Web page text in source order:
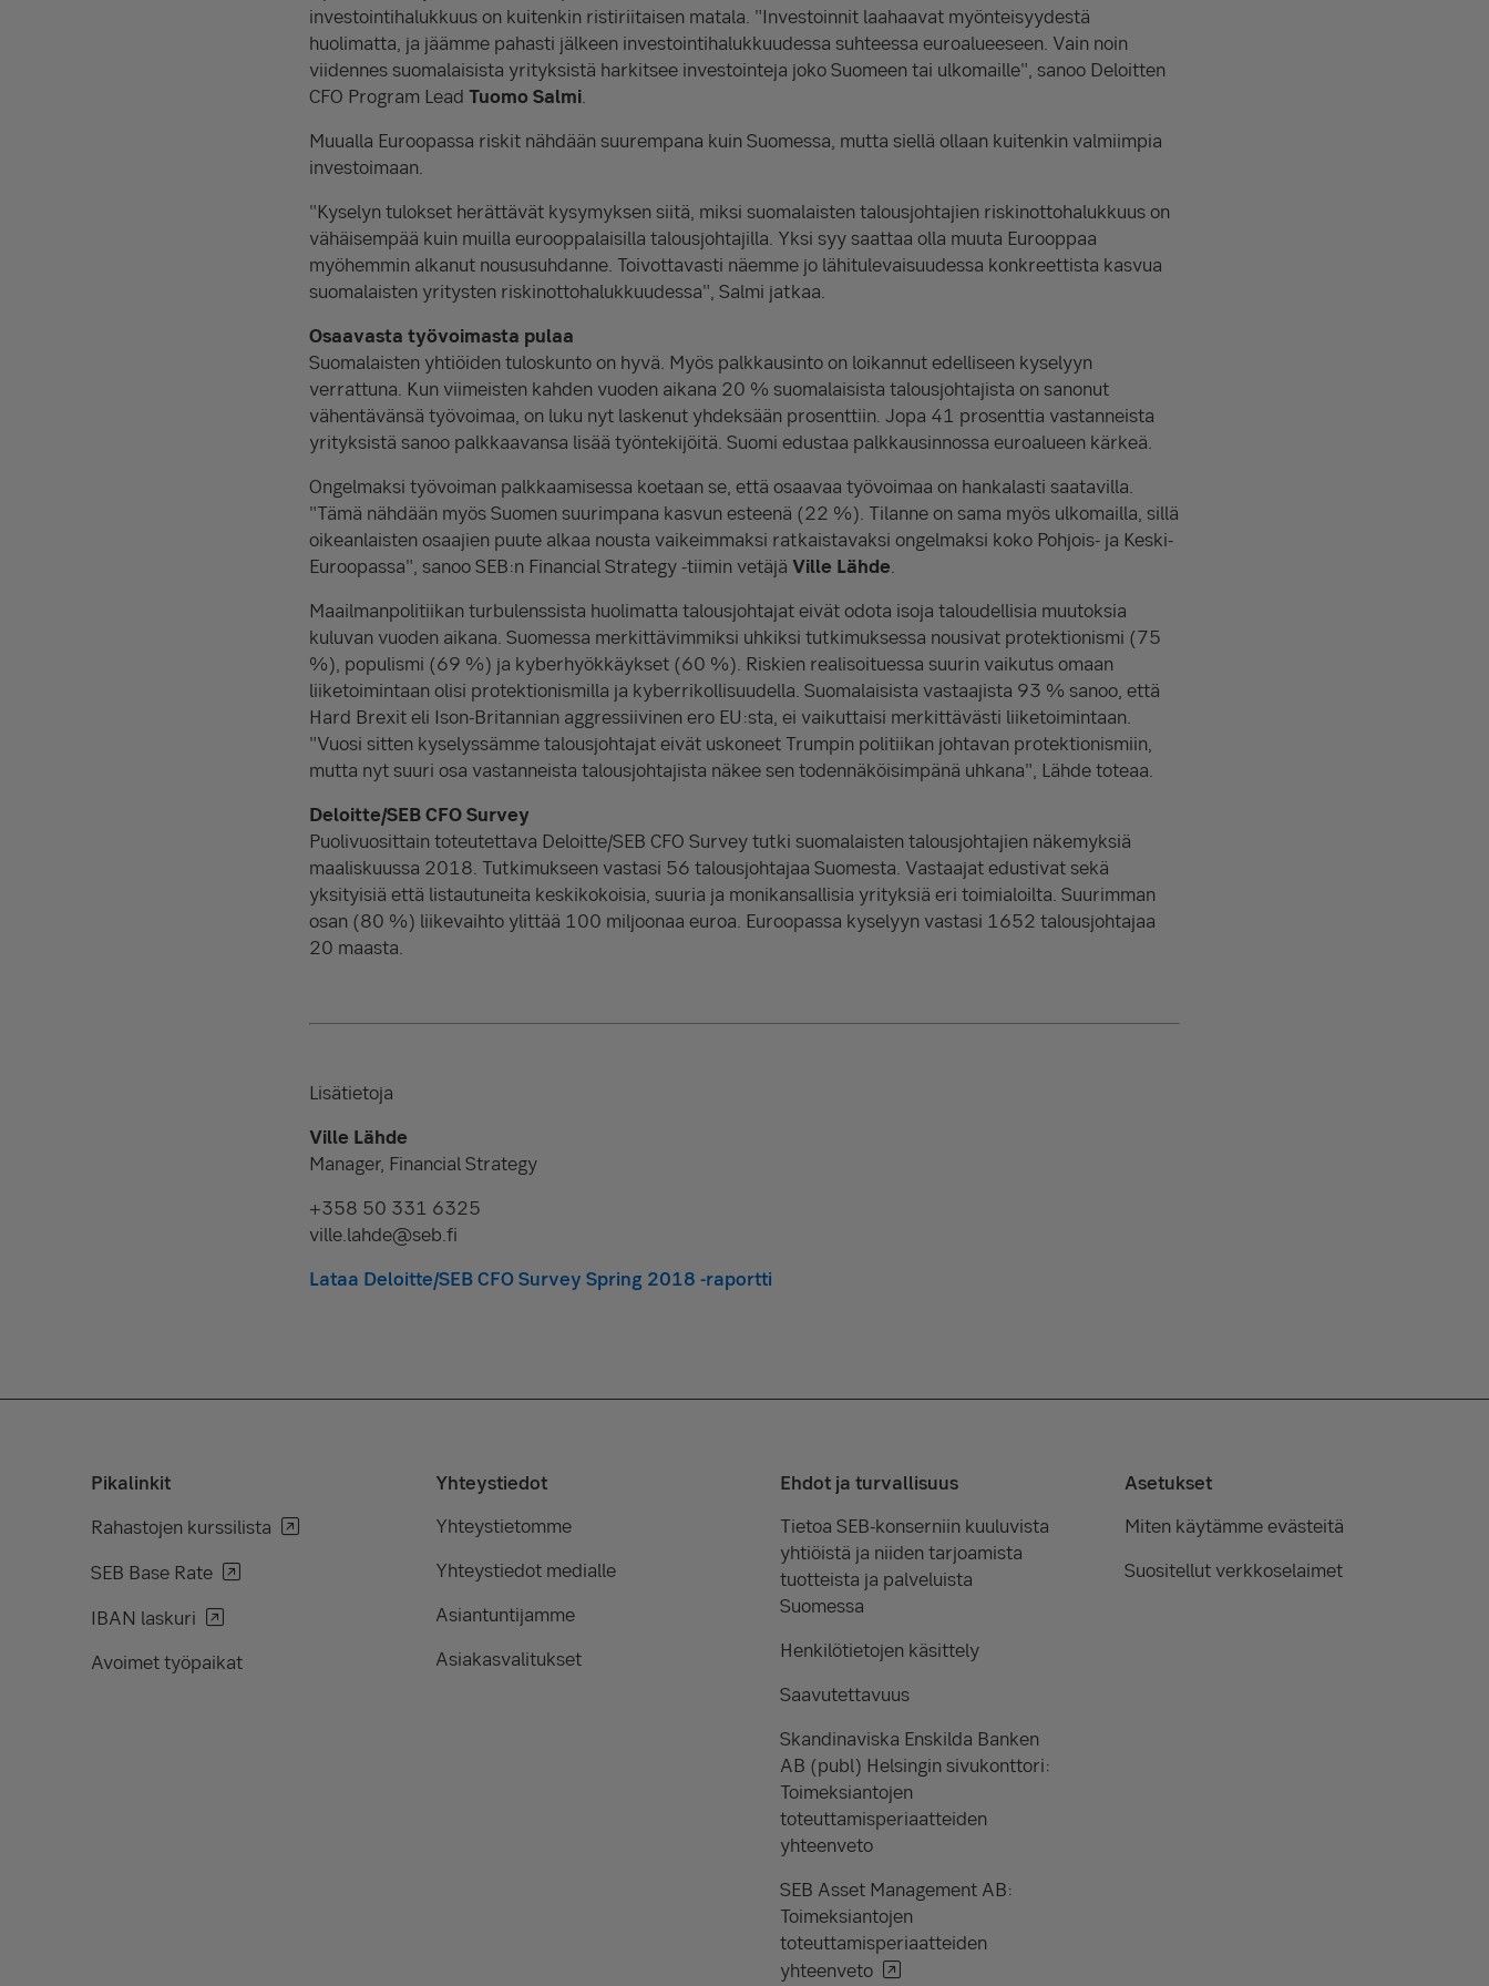
investointihalukkuus on kuitenkin ristiriitaisen matala. "Investoinnit laahaavat myönteisyydestä
huolimatta, ja jäämme pahasti jälkeen investointihalukkuudessa suhteessa euroalueeseen. Vain noin
viidennes suomalaisista yrityksistä harkitsee investointeja joko Suomeen tai ulkomaille", sanoo Deloitten
CFO Program Lead Tuomo Salmi.
Muualla Euroopassa riskit nähdään suurempana kuin Suomessa, mutta siellä ollaan kuitenkin valmiimpia
investoimaan.
"Kyselyn tulokset herättävät kysymyksen siitä, miksi suomalaisten talousjohtajien riskinottohalukkuus on
vähäisempää kuin muilla eurooppalaisilla talousjohtajilla. Yksi syy saattaa olla muuta Eurooppaa
myöhemmin alkanut noususuhdanne. Toivottavasti näemme jo lähitulevaisuudessa konkreettista kasvua
suomalaisten yritysten riskinottohalukkuudessa", Salmi jatkaa.
Osaavasta työvoimasta pulaa
Suomalaisten yhtiöiden tuloskunto on hyvä. Myös palkkausinto on loikannut edelliseen kyselyyn
verrattuna. Kun viimeisten kahden vuoden aikana 20 % suomalaisista talousjohtajista on sanonut
vähentävänsä työvoimaa, on luku nyt laskenut yhdeksään prosenttiin. Jopa 41 prosenttia vastanneista
yrityksistä sanoo palkkaavansa lisää työntekijöitä. Suomi edustaa palkkausinnossa euroalueen kärkeä.
Ongelmaksi työvoiman palkkaamisessa koetaan se, että osaavaa työvoimaa on hankalasti saatavilla.
"Tämä nähdään myös Suomen suurimpana kasvun esteenä (22 %). Tilanne on sama myös ulkomailla, sillä
oikeanlaisten osaajien puute alkaa nousta vaikeimmaksi ratkaistavaksi ongelmaksi koko Pohjois- ja Keski-
Euroopassa", sanoo SEB:n Financial Strategy -tiimin vetäjä Ville Lähde.
Maailmanpolitiikan turbulenssista huolimatta talousjohtajat eivät odota isoja taloudellisia muutoksia
kuluvan vuoden aikana. Suomessa merkittävimmiksi uhkiksi tutkimuksessa nousivat protektionismi (75
%), populismi (69 %) ja kyberhyökkäykset (60 %). Riskien realisoituessa suurin vaikutus omaan
liiketoimintaan olisi protektionismilla ja kyberrikollisuudella. Suomalaisista vastaajista 93 % sanoo, että
Hard Brexit eli Ison-Britannian aggressiivinen ero EU:sta, ei vaikuttaisi merkittävästi liiketoimintaan.
"Vuosi sitten kyselyssämme talousjohtajat eivät uskoneet Trumpin politiikan johtavan protektionismiin,
mutta nyt suuri osa vastanneista talousjohtajista näkee sen todennäköisimpänä uhkana", Lähde toteaa.
Deloitte/SEB CFO Survey
Puolivuosittain toteutettava Deloitte/SEB CFO Survey tutki suomalaisten talousjohtajien näkemyksiä
maaliskuussa 2018. Tutkimukseen vastasi 56 talousjohtajaa Suomesta. Vastaajat edustivat sekä
yksityisiä että listautuneita keskikokoisia, suuria ja monikansallisia yrityksiä eri toimialoilta. Suurimman
osan (80 %) liikevaihto ylittää 100 miljoonaa euroa. Euroopassa kyselyyn vastasi 1652 talousjohtajaa
20 maasta.
Lisätietoja
Ville Lähde
Manager, Financial Strategy
+358 50 331 6325
ville.lahde@seb.fi
Lataa Deloitte/SEB CFO Survey Spring 2018 -raportti
Pikalinkit
Rahastojen kurssilista
SEB Base Rate
IBAN laskuri
Avoimet työpaikat
Yhteystiedot
Yhteystietomme
Yhteystiedot medialle
Asiantuntijamme
Asiakasvalitukset
Ehdot ja turvallisuus
Tietoa SEB-konserniin kuuluvista
yhtiöistä ja niiden tarjoamista
tuotteista ja palveluista
Suomessa
Henkilötietojen käsittely
Saavutettavuus
Skandinaviska Enskilda Banken
AB (publ) Helsingin sivukonttori:
Toimeksiantojen
toteuttamisperiaatteiden
yhteenveto
SEB Asset Management AB:
Toimeksiantojen
toteuttamisperiaatteiden
yhteenveto
Asetukset
Miten käytämme evästeitä
Suositellut verkkoselaimet